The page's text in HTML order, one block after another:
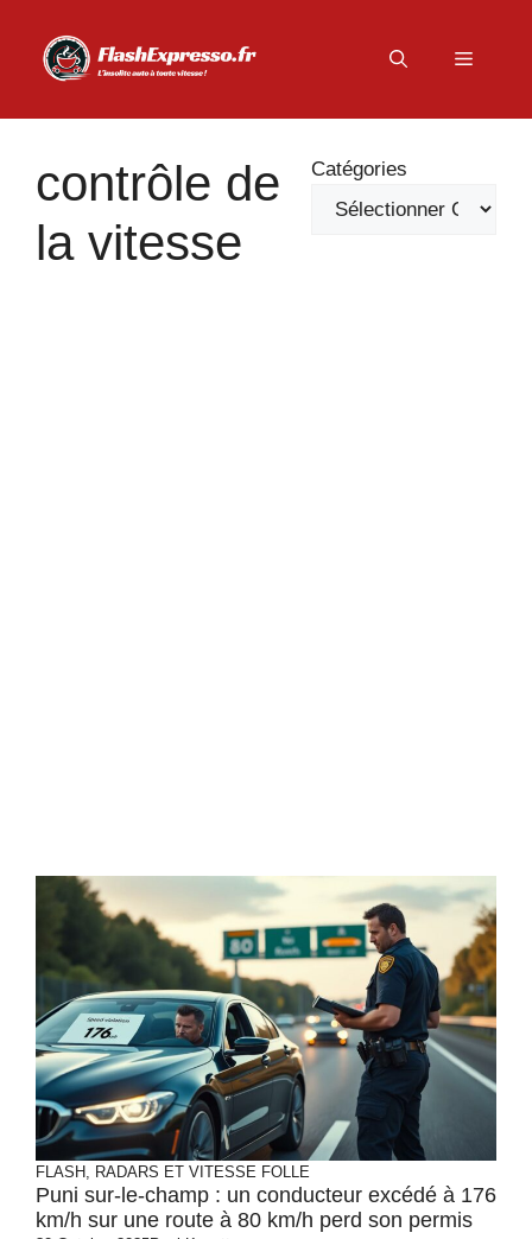
contenu
Menu
contrôle de
la vitesse
Catégories
FLASH, RADARS ET VITESSE FOLLE
Puni sur-le-champ : un conducteur excédé à 176
km/h sur une route à 80 km/h perd son permis